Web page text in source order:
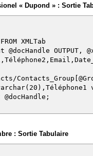
« Dupond » : Sortie
XMLTab
@docHandle OUTPUT,
@docHandle;
: Sortie Tabulaire